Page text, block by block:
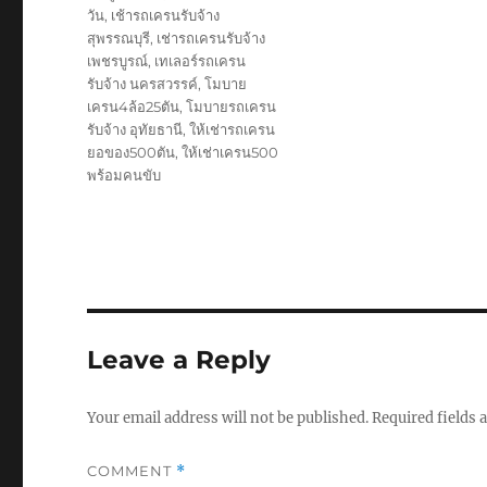
วัน, เช้ารถเครนรับจ้าง
สุพรรณบุรี, เช่ารถเครนรับจ้าง
เพชรบูรณ์, เทเลอร์รถเครน
รับจ้าง นครสวรรค์,โมบาย
เครน4ล้อ25ตัน,โมบายรถเครน
รับจ้าง อุทัยธานี,ให้เช่ารถเครน
ยอของ500ตัน,ให้เช่าเครน500
พร้อมคนขับ
Leave a Reply
Your email address will not be published.Required fields
COMMENT *